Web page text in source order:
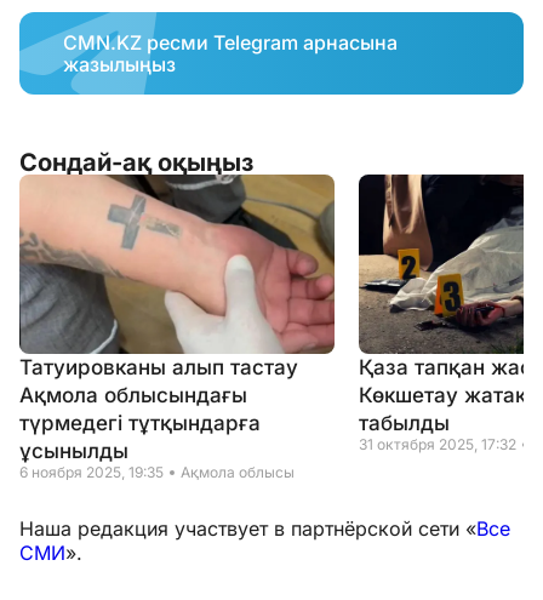
CMN.KZ ресми Telegram арнасына
жазылыңыз
Сондай-ақ оқыңыз
Татуировканы алып тастау
Ақмола облысындағы
түрмедегі тұтқындарға
ұсынылды
6 ноября 2025, 19:35 Ақмола облысы
Қаза тапқан
Көкшетау
табылды
31 октября 2025, 17:32
Наша редакция участвует в партнёрской сети «Все
СМИ».